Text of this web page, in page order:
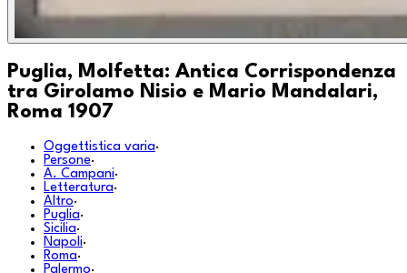
Puglia, Molfetta: Antica Corrispondenza
tra Girolamo Nisio e Mario Mandalari,
Roma 1907
Oggettistica varia·
Persone·
A. Campani·
Letteratura·
Altro·
Puglia·
Sicilia·
Napoli·
Roma·
Palermo·